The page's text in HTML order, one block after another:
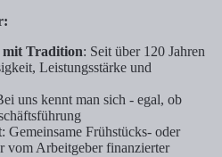
mit Tradition: Seit über 120 Jahren
Leistungsstärke und
uns kennt man sich - egal, ob
: Gemeinsame Frühstücks- oder
vom Arbeitgeber finanzierter